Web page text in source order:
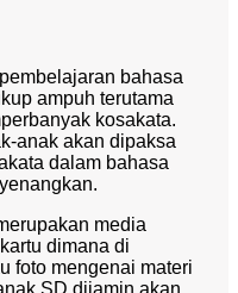
bahasa
ampuh terutama
kosakata.
anak akan dipaksa
dalam bahasa
media
dimana di
foto mengenai materi
SD dijamin akan